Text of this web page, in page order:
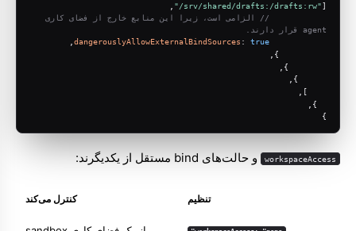
"/srv/shared/drafts:/drafts:rw"],
agent قرار دارند.
dangerouslyAllowExternalBindSources : true
}
workspaceAccess و حالت‌های bind مستقل از یکدیگرند:
تنظیم کنترل می‌کند